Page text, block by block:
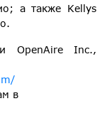
а также Kellys
OpenAire Inc.,
в